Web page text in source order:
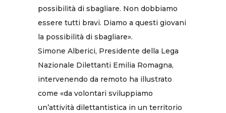
possibilità di sbagliare. Non dobbiamo
essere tutti bravi. Diamo a questi giovani
la possibilità di sbagliare».
Simone Alberici, Presidente della Lega
Nazionale Dilettanti Emilia Romagna,
intervenendo da remoto ha illustrato
come «da volontari sviluppiamo
un’attività dilettantistica in un territorio